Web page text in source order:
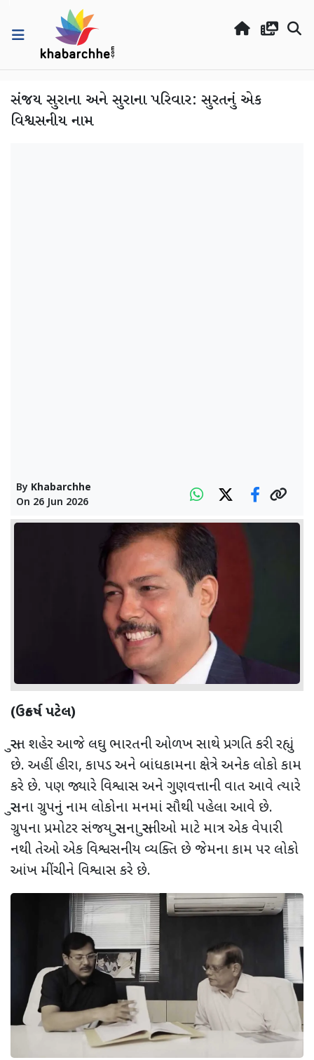
સંજય સુરાના અને સુરાના પરિવાર: સુરતનું એક
વિશ્વસનીય નામ
By Khabarchhe
On 26 Jun 2026
(ઉત્કર્ષ પટેલ)
સુરત શહેર આજે લઘુ ભારતની ઓળખ સાથે પ્રગતિ કરી રહ્યું
છે. અહીં હીરા, કાપડ અને બાંધકામના ક્ષેત્રે અનેક લોકો કામ
કરે છે. પણ જ્યારે વિશ્વાસ અને ગુણવત્તાની વાત આવે ત્યારે
સુરાના ગ્રુપનું નામ લોકોના મનમાં સૌથી પહેલા આવે છે.
ગ્રુપના પ્રમોટર સંજય સુરાના સુરતીઓ માટે માત્ર એક વેપારી
નથી તેઓ એક વિશ્વસનીય વ્યક્તિ છે જેમના કામ પર લોકો
આંખ મીંચીને વિશ્વાસ કરે છે.